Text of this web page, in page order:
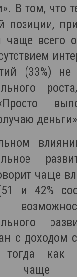
В том, что
позиции,
чаще всего
(33%) не
чаще
и 42%
с доходом
тогда как
чаще